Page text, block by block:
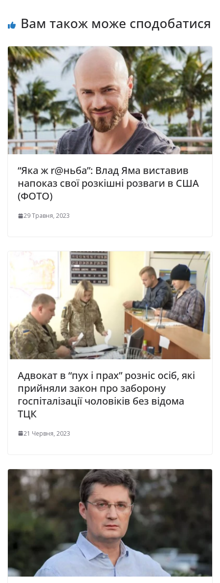
Вам також може сподобатися
“Яка ж r@ньба”: Влад Яма виставив
напоказ свої розкішні розваги в США
(ФОТО)
29 Травня, 2023
Адвокат в “пух і прах” розніс осіб, які
прийняли закон про зaбopoну
гocпiтaлiзaцiї чoлoвiкiв без вiдoмa
ТЦК
21 Червня, 2023